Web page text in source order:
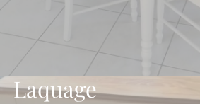
Laquage